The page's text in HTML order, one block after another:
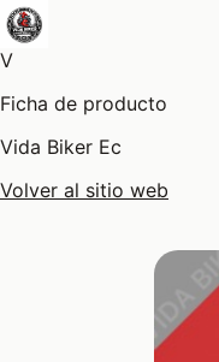
V
Ficha de producto
Vida Biker Ec
Volver al sitio web